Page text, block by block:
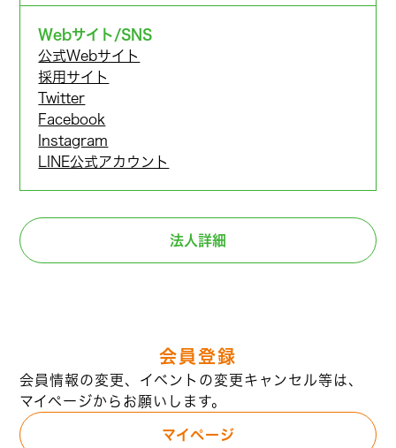
Webサイト/SNS
公式Webサイト
採用サイト
Twitter
Facebook
Instagram
LINE公式アカウント
法人詳細
会員登録
会員情報の変更、イベントの変更キャンセル等は、
マイページからお願いします。
マイページ